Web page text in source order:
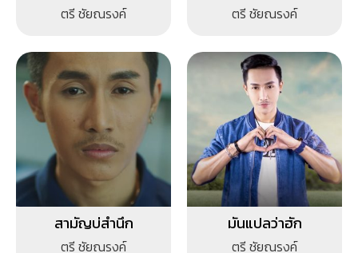
ตรี ชัยณรงค์ ตรี ชัยณรงค์
สามัญบ่สำนึก
ตรี ชัยณรงค์
มันแปลว่าฮัก
ตรี ชัยณรงค์